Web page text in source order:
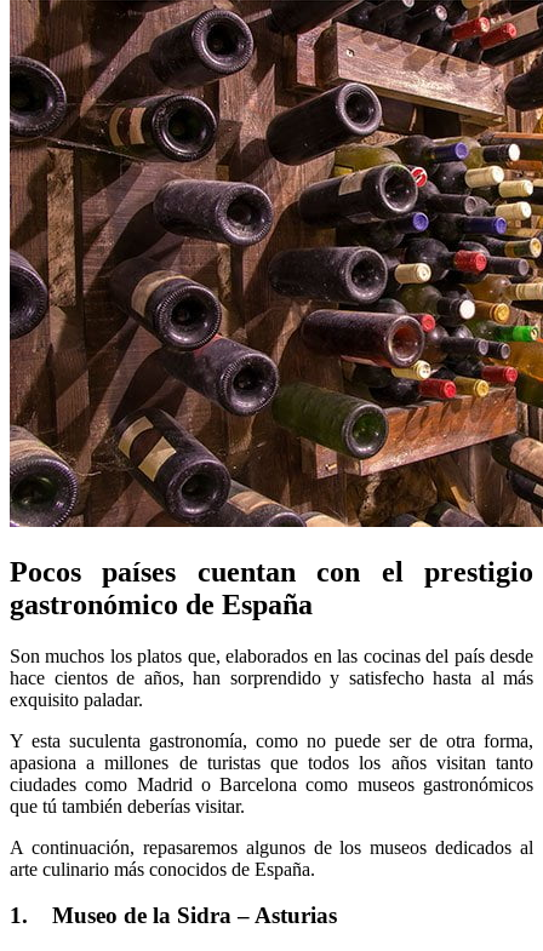
Pocos países cuentan con el prestigio
gastronómico de España
Son muchos los platos que, elaborados en las cocinas del país desde
hace cientos de años, han sorprendido y satisfecho hasta al más
exquisito paladar.
Y esta suculenta gastronomía, como no puede ser de otra forma,
apasiona a millones de turistas que todos los años visitan tanto
ciudades como Madrid o Barcelona como museos gastronómicos
que tú también deberías visitar.
A continuación, repasaremos algunos de los museos dedicados al
arte culinario más conocidos de España.
1. Museo de la Sidra – Asturias